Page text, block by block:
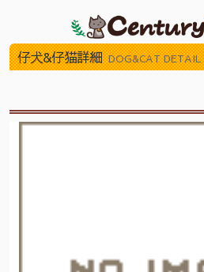
仔犬&仔猫詳細 DOG&CAT DETAIL